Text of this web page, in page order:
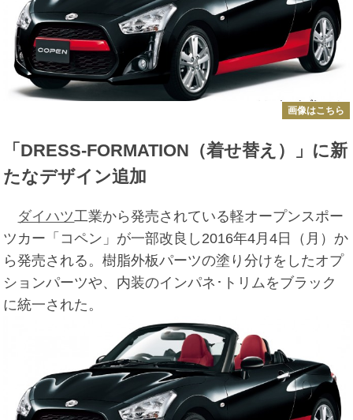
画像はこちら
「DRESS-FORMATION（着せ替え）」に新
たなデザイン追加
ダイハツ工業から発売されている軽オープンスポー
ツカー「コペン」が一部改良し2016年4月4日（月）か
ら発売される。樹脂外板パーツの塗り分けをしたオプ
ションパーツや、内装のインパネ･トリムをブラック
に統一された。